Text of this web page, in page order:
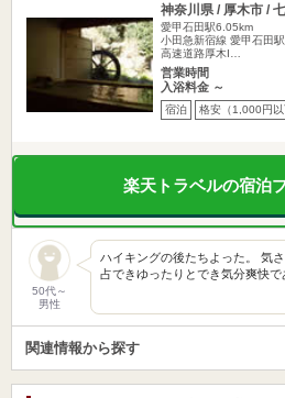
神奈川県 / 厚木市 /
愛甲石田駅6.05km
小田急新宿線 愛甲石田
高速道路厚木I…
営業時間
入浴料金 ～
宿泊 格安（1,000円以
楽天トラベルの宿泊
50代～
男性
ハイキングの後たちよった。 気
占できゆったりとでき気分爽快で
関連情報から探す